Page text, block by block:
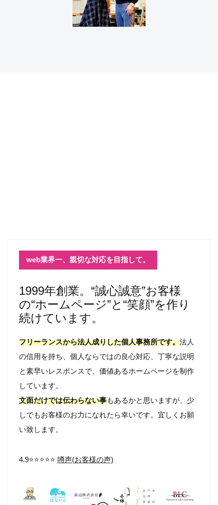
web業界一、親切な対応を目指して。
1999年創業。“誠心誠意”お客様
の“ホームページ”と“笑顔”を作り
続けています。
フリーランスから法人成りした個人事務所です。法人
の信用を持ち、個人ならではの良心対応、丁寧な説明
と素早いレスポンスで、価値あるホームページを制作
しています。
文面だけでは伝わらない事もあるかと思いますが、少
しでもお客様のお力になれたら幸いです。宜しくお願
い致します。
4.9⭐️⭐️⭐️⭐️⭐️ 噂声(お客様の声)